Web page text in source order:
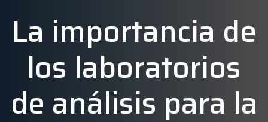
La importancia de
los laboratorios
de análisis para la